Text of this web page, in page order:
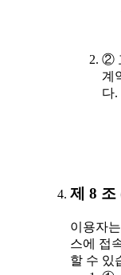
②
계
다.
제 8 조
이용자
스에 접
할 수 있